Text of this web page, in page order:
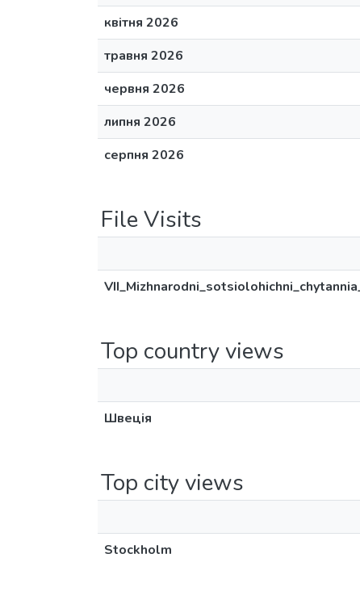
квітня 2026
травня 2026
червня 2026
липня 2026
серпня 2026
File Visits
Top country views
Швеція
Top city views
Stockholm